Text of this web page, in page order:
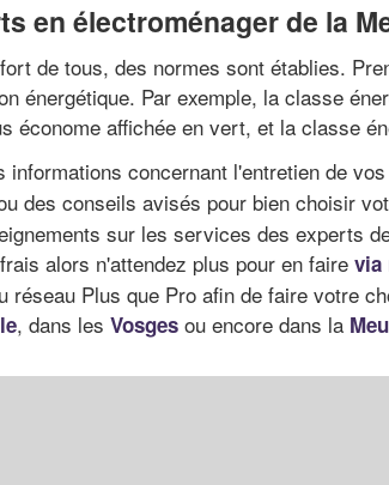
en électroménager de la
de tous, des normes sont établies.
énergétique. Par exemple, la classe
économe affichée en vert, et la classe
concernant l'entretien de
des conseils avisés pour bien choisir
sur les services des experts
alors n'attendez plus pour en faire via
Plus que Pro afin de faire votre
, dans les Vosges ou encore dans la